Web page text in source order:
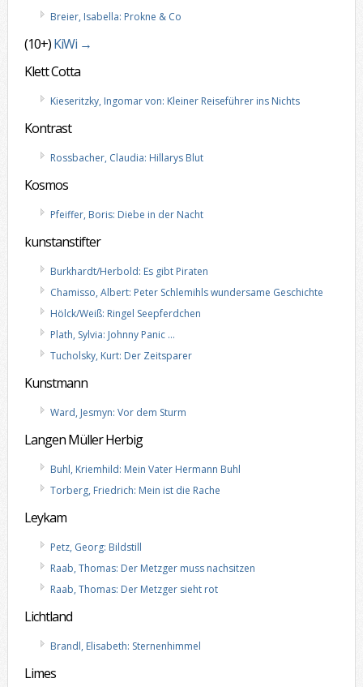
Breier, Isabella: Prokne & Co
(10+)KiWi →
Klett Cotta
Kieseritzky, Ingomar von: Kleiner Reiseführer ins Nichts
Kontrast
Rossbacher, Claudia: Hillarys Blut
Kosmos
Pfeiffer, Boris: Diebe in der Nacht
kunstanstifter
Burkhardt/Herbold: Es gibt Piraten
Chamisso, Albert: Peter Schlemihls wundersame Geschichte
Hölck/Weiß: Ringel Seepferdchen
Plath, Sylvia: Johnny Panic …
Tucholsky, Kurt: Der Zeitsparer
Kunstmann
Ward, Jesmyn: Vor dem Sturm
Langen Müller Herbig
Buhl, Kriemhild: Mein Vater Hermann Buhl
Torberg, Friedrich: Mein ist die Rache
Leykam
Petz, Georg: Bildstill
Raab, Thomas: Der Metzger muss nachsitzen
Raab, Thomas: Der Metzger sieht rot
Lichtland
Brandl, Elisabeth: Sternenhimmel
Limes